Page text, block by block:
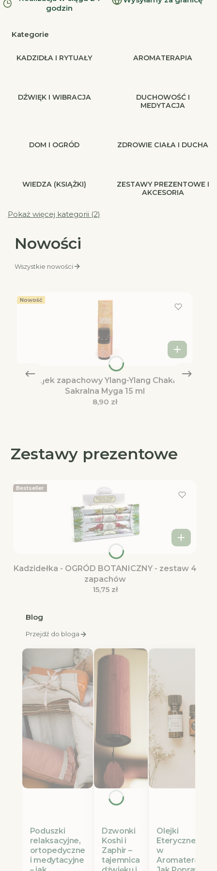
godzin
Kategorie
KADZIDŁA I RYTUAŁY AROMATERAPIA
DŹWIĘK I WIBRACJA
DUCHOWOŚĆ I
MEDYTACJA
DOM I OGRÓD ZDROWIE CIAŁA I DUCHA
WIEDZA (KSIĄŻKI)
ZESTAWY PREZENTOWE I
AKCESORIA
Pokaż więcej kategorii (2)
Nowości
Wszystkie nowości
Nowość
Olejek zapachowy Ylang-Ylang Chakra
Sakralna Myga 15 ml
Cena
8,90 zł
Zestawy prezentowe
Bestseller
Kadzidełka - OGRÓD BOTANICZNY - zestaw 4
zapachów
Cena
15,75 zł
Blog
Przejdź do bloga
Poduszki
relaksacyjne,
ortopedyczne
i medytacyjne
Dzwonki
Koshi i
Zaphir –
tajemnica
Olejki
Eteryczne Etja
w
Aromaterapii: